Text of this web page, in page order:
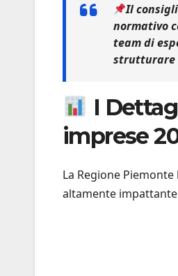
Il
normativo
team di
strutturare
I
imprese
La Regione
altamente